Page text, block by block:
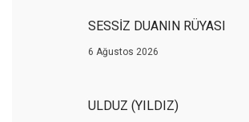
SESSİZ DUANIN RÜYASI
6 Ağustos 2026
ULDUZ (YILDIZ)